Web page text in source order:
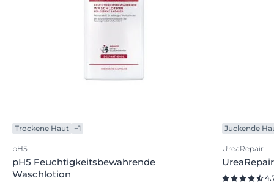
Trockene Haut +1
pH5
pH5 Feuchtigkeitsbewahrende
Waschlotion
Juckende
UreaRepair